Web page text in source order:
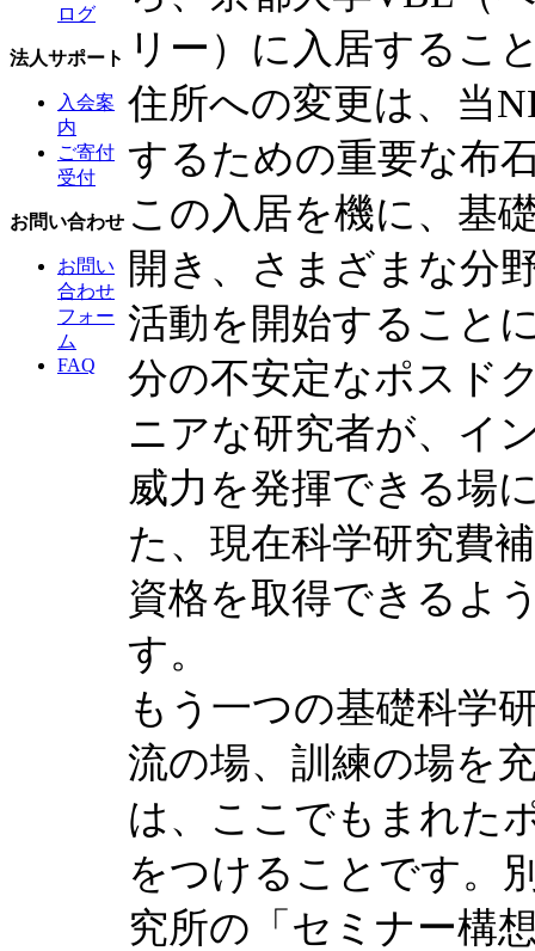
ログ
法人サポート
入会案
内
ご寄付
受付
お問い合わせ
お問い
合わせ
フォー
ム
FAQ
リー）に入居するこ
住所への変更は、当
するための重要な布
この入居を機に、基
開き、さまざまな分
活動を開始すること
分の不安定なポスド
ニアな研究者が、イ
威力を発揮できる場
た、現在科学研究費
資格を取得できるよ
す。
もう一つの基礎科学
流の場、訓練の場を
は、ここでもまれた
をつけることです。
究所の「セミナー構